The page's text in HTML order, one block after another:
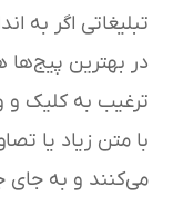
تبلیغاتی اگر به
در بهترین پیج‌ها
ترغیب به کلیک و
با متن زیاد یا
می‌کنند و به جای